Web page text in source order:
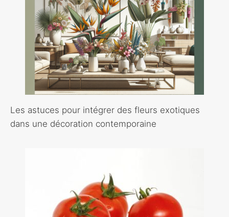
Les astuces pour intégrer des fleurs exotiques
dans une décoration contemporaine